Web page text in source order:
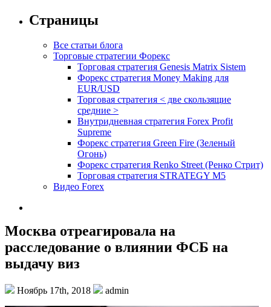
Страницы
Все статьи блога
Торговые стратегии Форекс
Торговая стратегия Genesis Matrix Sistem
Форекс стратегия Money Making для
EUR/USD
Торговая стратегия < две скользящие
средние >
Внутридневная стратегия Forex Profit
Supreme
Форекс стратегия Green Fire (Зеленый
Огонь)
Форекс стратегия Renko Street (Ренко Стрит)
Торговая стратегия STRATEGY M5
Видео Forex
Москва отреагировала на
расследование о влиянии ФСБ на
выдачу виз
Ноябрь 17th, 2018 admin